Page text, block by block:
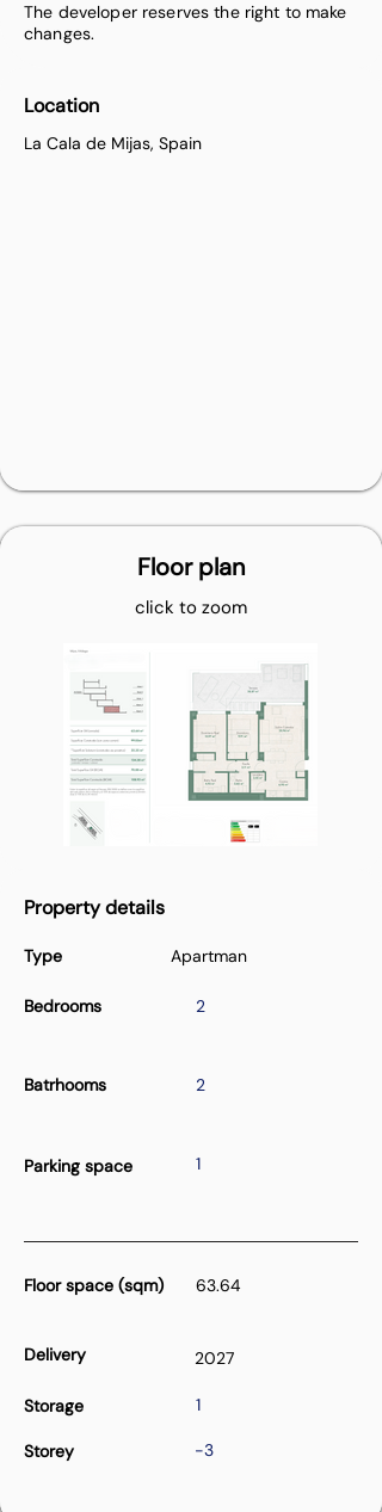
The developer reserves the right to make
changes.
Location
La Cala de Mijas, Spain
Floor plan
click to zoom
Property details
Type
Bedrooms
Apartman
2
Batrhooms 2
Parking space 1
Floor space (sqm) 63.64
Delivery 2027
Storage 1
Storey -3